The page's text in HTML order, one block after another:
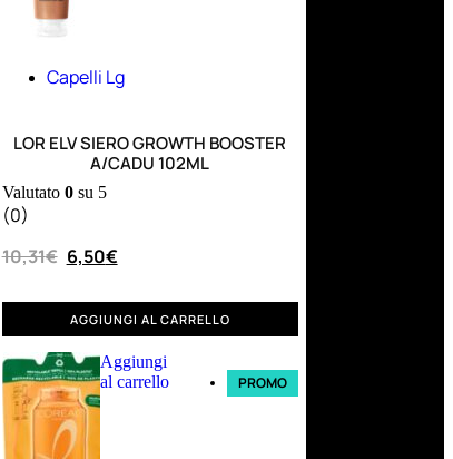
Capelli Lg
LOR ELV SIERO GROWTH BOOSTER
A/CADU 102ML
Valutato 0su 5
(0)
10,31€ 6,50€
AGGIUNGI AL CARRELLO
Aggiungi
al carrello
PROMO